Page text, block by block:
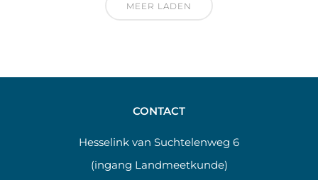
MEER LADEN
CONTACT
Hesselink van Suchtelenweg 6
(ingang Landmeetkunde)